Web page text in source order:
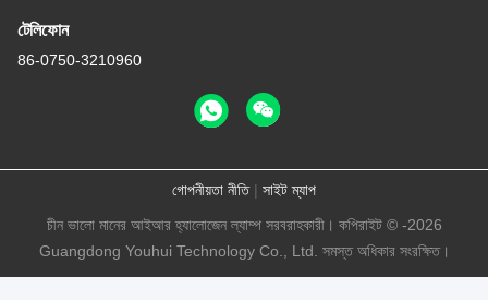
টেলিফোন
86-0750-3210960
গোপনীয়তা নীতি| সাইট ম্যাপ
চীন ভালো মানের আইআর হ্যালোজেন ল্যাম্প সরবরাহকারী। কপিরাইট © -2026
Guangdong Youhui Technology Co., Ltd. সমস্ত অধিকার সংরক্ষিত।